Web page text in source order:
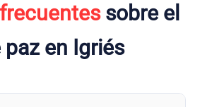
sobre el
en Igriés